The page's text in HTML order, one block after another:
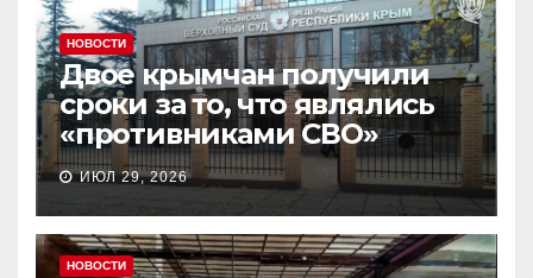
НОВОСТИ
Двое крымчан получили
сроки за то, что являлись
«противниками СВО»
ИЮЛ 29, 2026
НОВОСТИ